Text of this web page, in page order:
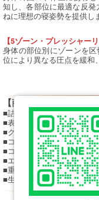
知し、各部位に最適な反
ねに理想の寝姿勢を提供し
【5ゾーン・プレッシャー
身体の部位別にゾーンを
位により異なる圧点を緩和
【商品仕様】
■詰め物：8層
■表布：ニット（ポリエス
■クッション層：5ゾーン
■コイル：ポスチャーテック
■コイル内蔵数：(S)403個
■エッジサポート：ウレタン
■重量：S/23kg、SD/28kg
■生産国：日本